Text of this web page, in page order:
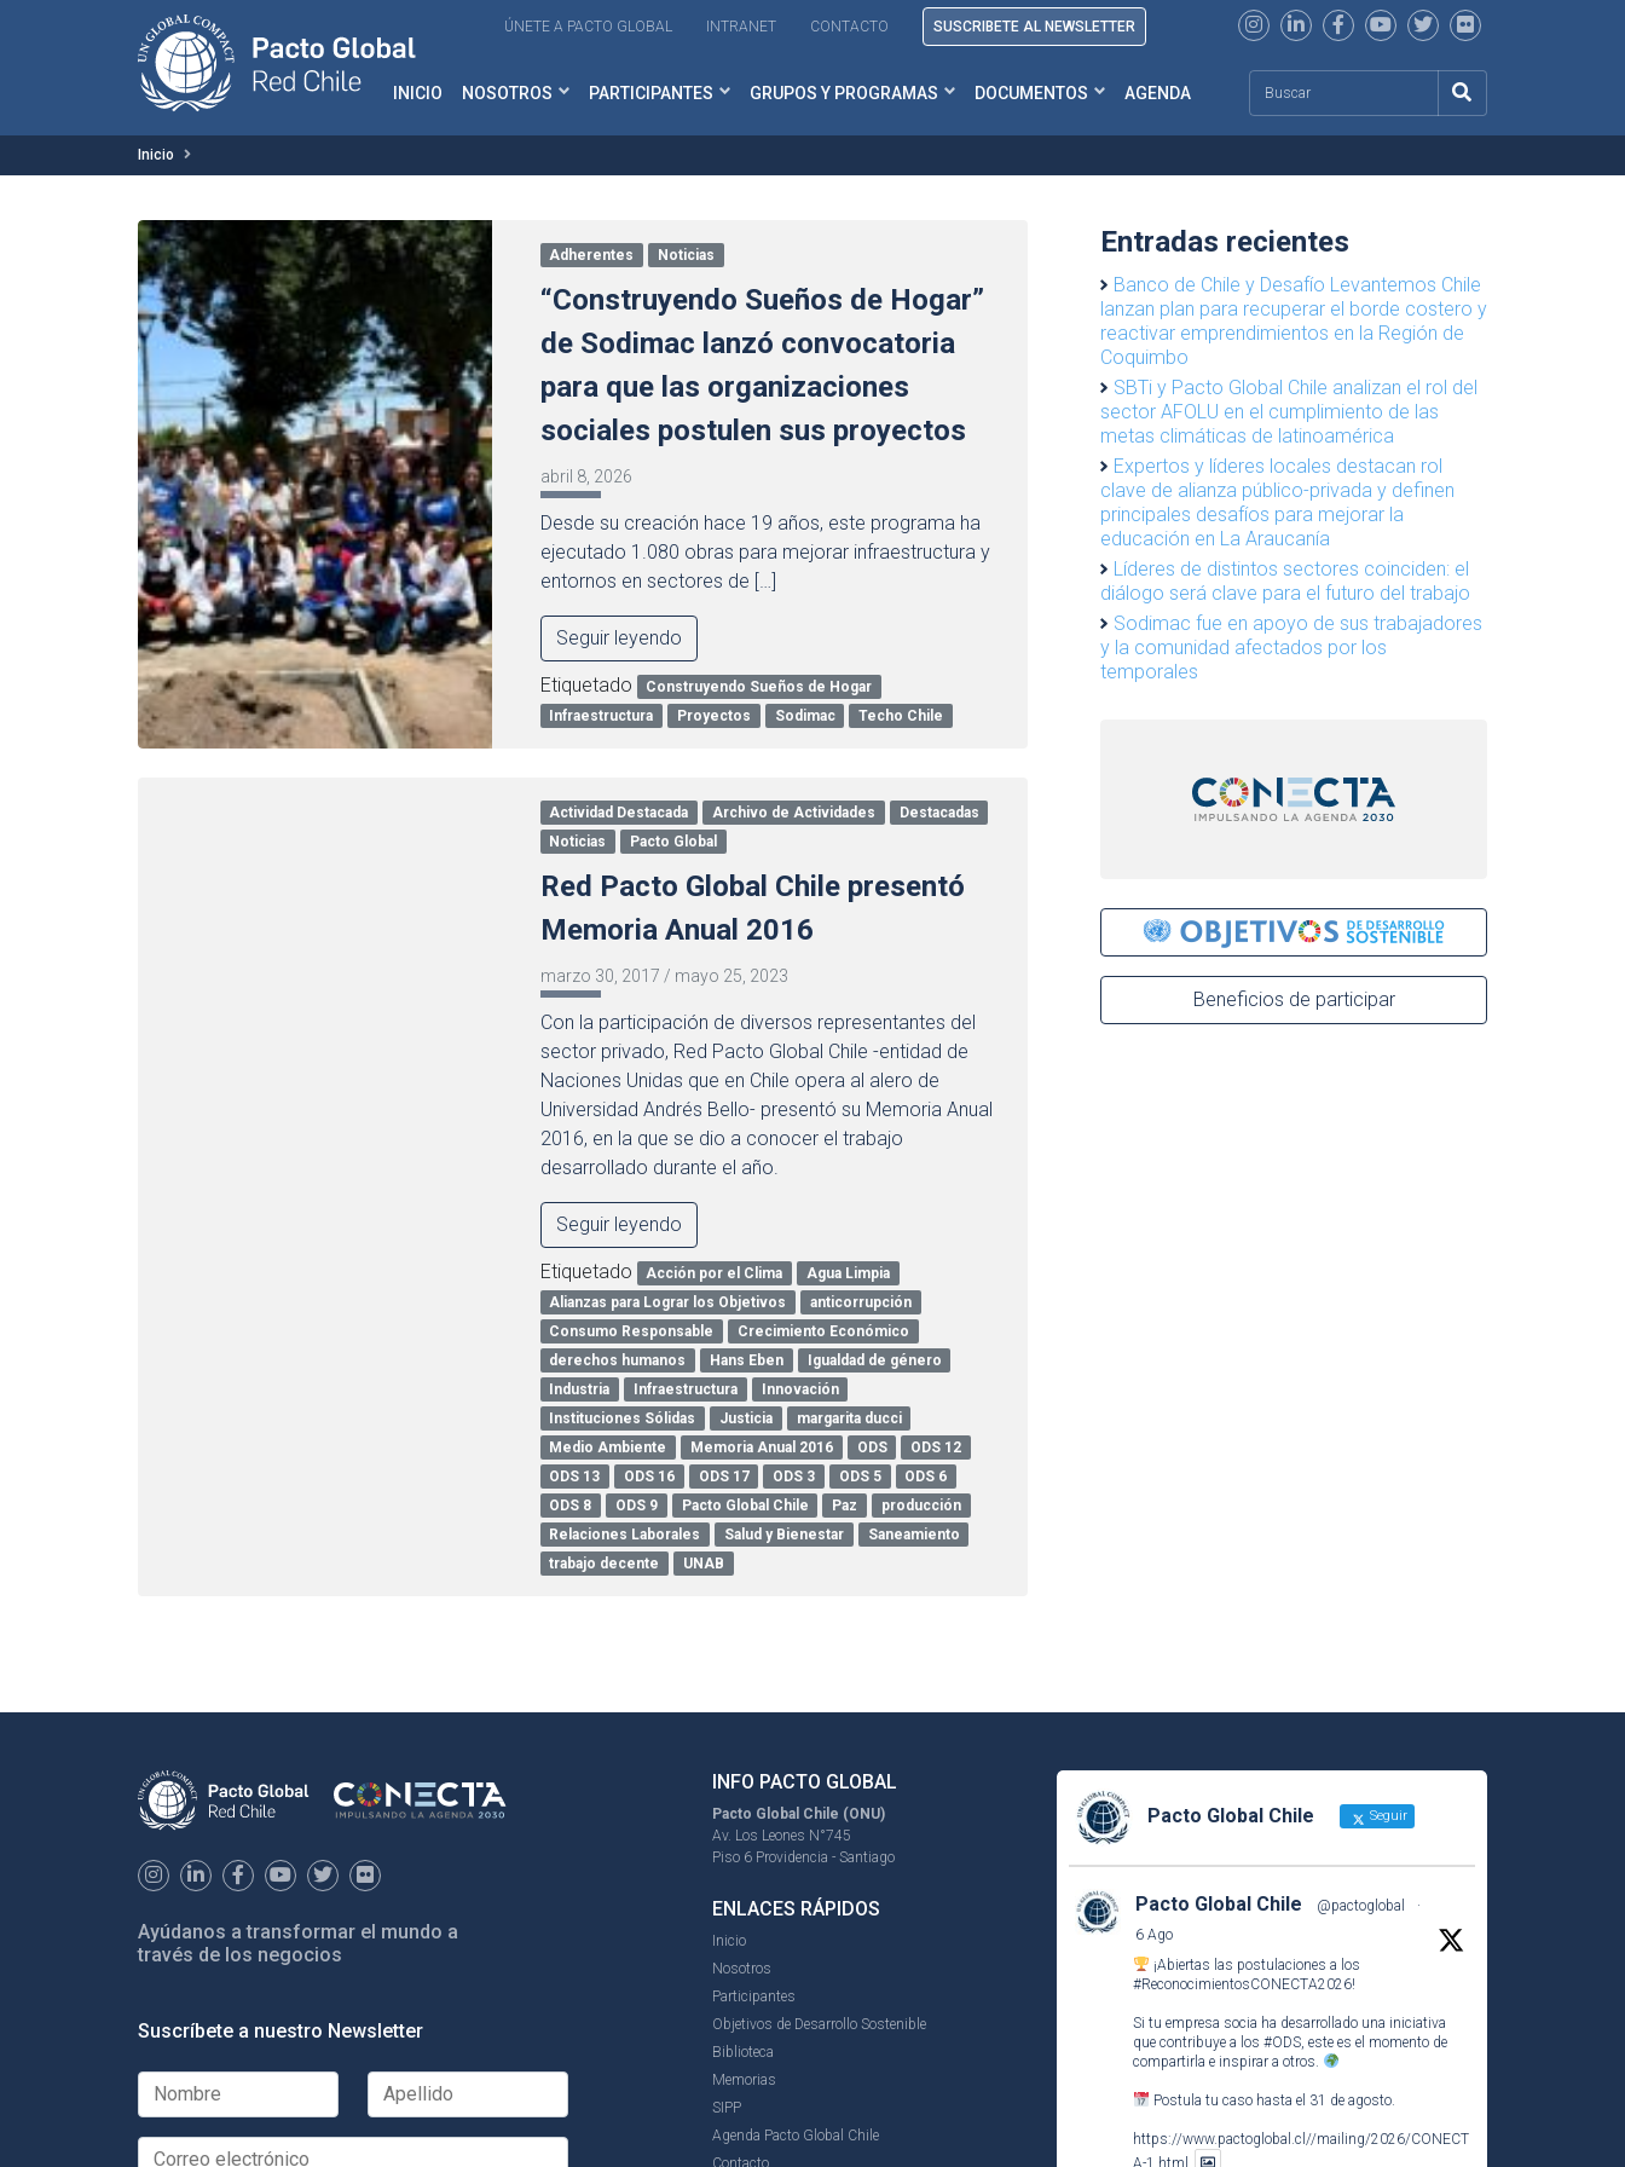
ÚNETE A PACTO GLOBAL INTRANET CONTACTO SUSCRIBETE AL NEWSLETTER
INICIO NOSOTROS PARTICIPANTES GRUPOS Y PROGRAMAS DOCUMENTOS AGENDA
Inicio
Adherentes Noticias
“Construyendo Sueños de Hogar”
de Sodimac lanzó convocatoria
para que las organizaciones
sociales postulen sus proyectos
abril 8, 2026
Desde su creación hace 19 años, este programa ha
ejecutado 1.080 obras para mejorar infraestructura y
entornos en sectores de […]
Seguir leyendo
Etiquetado
Construyendo Sueños de Hogar
Infraestructura
Proyectos Sodimac Techo Chile
Actividad Destacada Archivo de Actividades
Destacadas
Noticias
Pacto Global
Red Pacto Global Chile presentó
Memoria Anual 2016
marzo 30, 2017 / mayo 25, 2023
Con la participación de diversos representantes del
sector privado, Red Pacto Global Chile -entidad de
Naciones Unidas que en Chile opera al alero de
Universidad Andrés Bello- presentó su Memoria Anual
2016, en la que se dio a conocer el trabajo
desarrollado durante el año.
Seguir leyendo
Etiquetado Acción por el Clima
Agua Limpia
Alianzas para Lograr los Objetivos
anticorrupción
Consumo Responsable
Crecimiento Económico
derechos humanos
Hans Eben
Igualdad de género
Industria
Infraestructura
Innovación
Instituciones Sólidas
Justicia
margarita ducci
Medio Ambiente
Memoria Anual 2016 ODS
ODS 12
ODS 13
ODS 16 ODS 17 ODS 3 ODS 5
ODS 6
ODS 8
ODS 9 Pacto Global Chile Paz
producción
Relaciones Laborales
Salud y Bienestar
Saneamiento
trabajo decente
UNAB
Entradas recientes
Banco de Chile y Desafío Levantemos Chile
lanzan plan para recuperar el borde costero y
reactivar emprendimientos en la Región de
Coquimbo
SBTi y Pacto Global Chile analizan el rol del
sector AFOLU en el cumplimiento de las
metas climáticas de latinoamérica
Expertos y líderes locales destacan rol
clave de alianza público-privada y definen
principales desafíos para mejorar la
educación en La Araucanía
Líderes de distintos sectores coinciden: el
diálogo será clave para el futuro del trabajo
Sodimac fue en apoyo de sus trabajadores
y la comunidad afectados por los
temporales
Beneficios de participar
Ayúdanos a transformar el mundo a
través de los negocios
Suscríbete a nuestro Newsletter
INFO PACTO GLOBAL
Pacto Global Chile (ONU)
Av. Los Leones N°745
Piso 6 Providencia - Santiago
ENLACES RÁPIDOS
Inicio
Nosotros
Participantes
Objetivos de Desarrollo Sostenible
Biblioteca
Memorias
SIPP
Agenda Pacto Global Chile
Contacto
Pacto Global Chile Seguir
Pacto Global Chile @pactoglobal
·
6 Ago
¡Abiertas las postulaciones a los
#ReconocimientosCONECTA2026!
Si tu empresa socia ha desarrollado una iniciativa
que contribuye a los #ODS, este es el momento de
compartirla e inspirar a otros.
Postula tu caso hasta el 31 de agosto.
https://www.pactoglobal.cl//mailing/2026/CONECT
A-1.html